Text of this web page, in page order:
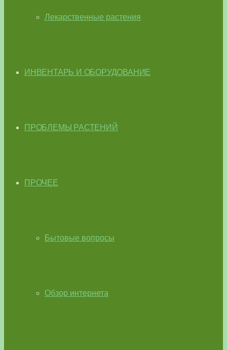
Лекарственные растения
ИНВЕНТАРЬ И ОБОРУДОВАНИЕ
ПРОБЛЕМЫ РАСТЕНИЙ
ПРОЧЕЕ
Бытовые вопросы
Обзор интернета